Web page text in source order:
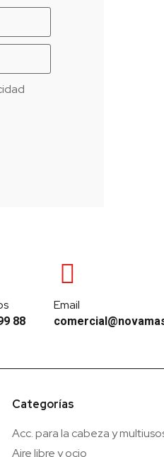
88
Email
Categorías
Acc. para la cabeza y
Aire libre y ocio